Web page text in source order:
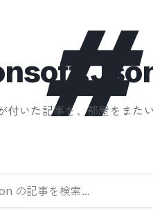
#
付いた記事を、部屋をまた